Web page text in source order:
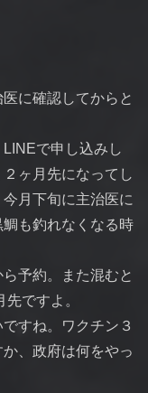
に確認してからと
で申し込みし
ヶ月先になってし
月下旬に主治医に
も釣れなくなる時
予約。また混むと
ですよ。
すね。ワクチン３
、政府は何をやっ